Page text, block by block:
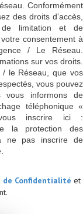
Conformément
des droits d’accès,
de limitation et de
consentement à
/ Le Réseau.
sur vos droits.
/ le Réseau, que vos
vous pouvez
vous informons de
téléphonique «
inscrire ici :
la protection des
ne pas inscrire de
de Confidentialité et